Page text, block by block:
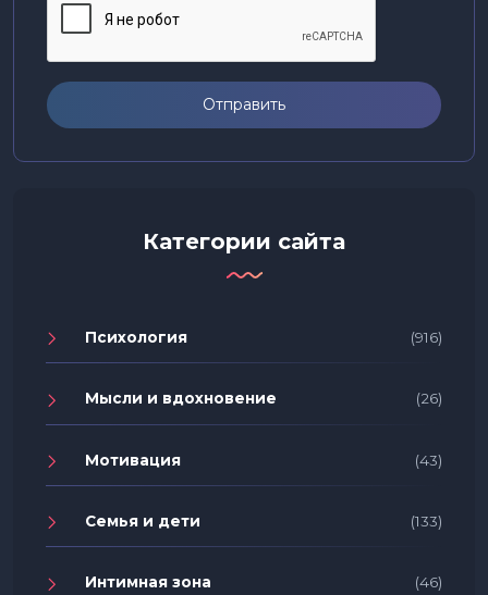
Отправить
Категории сайта
Психология (916)
Мысли и вдохновение (26)
Мотивация (43)
Семья и дети (133)
Интимная зона (46)